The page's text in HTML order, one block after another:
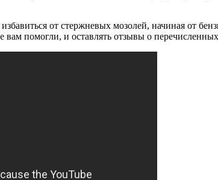
от стержневых мозолей, начиная от
вам помогли, и оставлять отзывы о